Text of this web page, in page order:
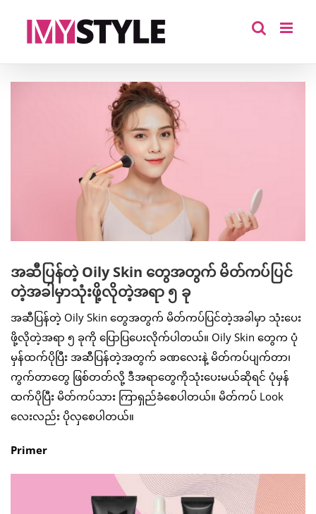
အဆီပြန်တဲ့ Oily Skin တွေအတွက် မိတ်ကပ်ပြင်
တဲ့အခါမှာသုံးဖို့လိုတဲ့အရာ ၅ ခု
အဆီပြန်တဲ့ Oily Skin တွေအတွက် မိတ်ကပ်ပြင်တဲ့အခါမှာ သုံးပေး
ဖို့လိုတဲ့အရာ ၅ ခုကို ပြောပြပေးလိုက်ပါတယ်။ Oily Skin တွေက ပုံ
မှန်ထက်ပိုပြီး အဆီပြန်တဲ့အတွက် ခဏလေးနဲ့ မိတ်ကပ်ပျက်တာ၊
ကွက်တာတွေ ဖြစ်တတ်လို့ ဒီအရာတွေကိုသုံးပေးမယ်ဆိုရင် ပုံမှန်
ထက်ပိုပြီး မိတ်ကပ်သား ကြာရှည်ခံစေပါတယ်။ မိတ်ကပ် Look
လေးလည်း ပိုလှစေပါတယ်။
Primer